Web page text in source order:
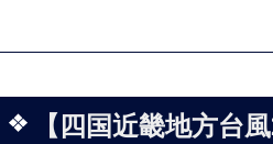
【四国近畿地方台